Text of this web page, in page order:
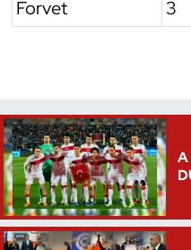
Forvet 3
A
Vücut Geliştirme
Wushu Kungfu
Yelken